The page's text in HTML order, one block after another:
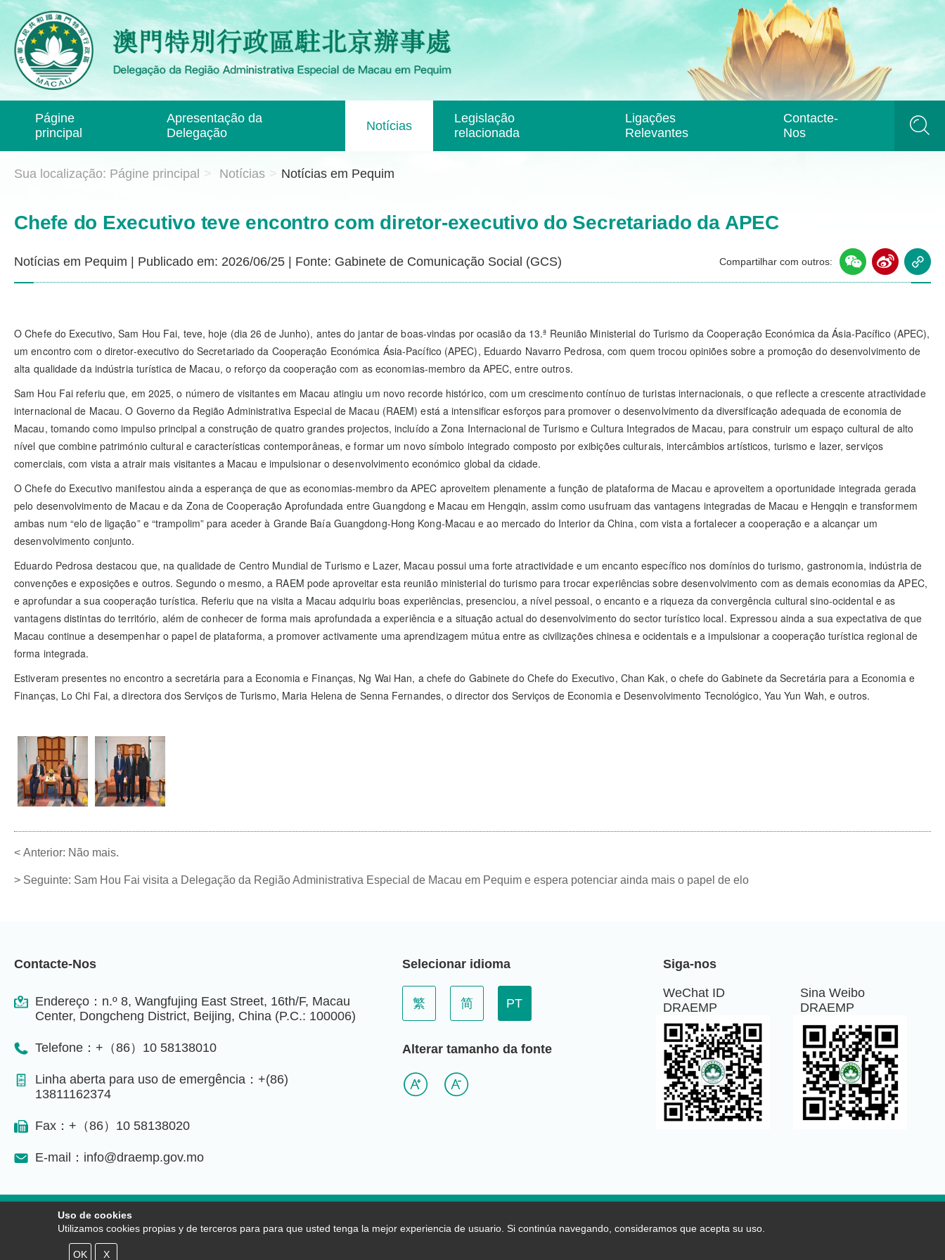
Págine
principal
Apresentação da
Delegação
Notícias
Legislação
relacionada
Ligações
Relevantes
Contacte-
Nos
Sua localização: Págine principal > Notícias > Notícias em Pequim
Chefe do Executivo teve encontro com diretor-executivo do Secretariado da APEC
Notícias em Pequim | Publicado em: 2026/06/25 | Fonte: Gabinete de Comunicação Social (GCS) Compartilhar com outros:
O Chefe do Executivo, Sam Hou Fai, teve, hoje (dia 26 de Junho), antes do jantar de boas-vindas por ocasião da 13.ª Reunião Ministerial do Turismo da Cooperação Económica da Ásia-Pacífico (APEC),
um encontro com o diretor-executivo do Secretariado da Cooperação Económica Ásia-Pacífico (APEC), Eduardo Navarro Pedrosa, com quem trocou opiniões sobre a promoção do desenvolvimento de
alta qualidade da indústria turística de Macau, o reforço da cooperação com as economias-membro da APEC, entre outros.
Sam Hou Fai referiu que, em 2025, o número de visitantes em Macau atingiu um novo recorde histórico, com um crescimento contínuo de turistas internacionais, o que reflecte a crescente atractividade
internacional de Macau. O Governo da Região Administrativa Especial de Macau (RAEM) está a intensificar esforços para promover o desenvolvimento da diversificação adequada de economia de
Macau, tomando como impulso principal a construção de quatro grandes projectos, incluído a Zona Internacional de Turismo e Cultura Integrados de Macau, para construir um espaço cultural de alto
nível que combine património cultural e características contemporâneas, e formar um novo símbolo integrado composto por exibições culturais, intercâmbios artísticos, turismo e lazer, serviços
comerciais, com vista a atrair mais visitantes a Macau e impulsionar o desenvolvimento económico global da cidade.
O Chefe do Executivo manifestou ainda a esperança de que as economias-membro da APEC aproveitem plenamente a função de plataforma de Macau e aproveitem a oportunidade integrada gerada
pelo desenvolvimento de Macau e da Zona de Cooperação Aprofundada entre Guangdong e Macau em Hengqin, assim como usufruam das vantagens integradas de Macau e Hengqin e transformem
ambas num “elo de ligação” e “trampolim” para aceder à Grande Baía Guangdong-Hong Kong-Macau e ao mercado do Interior da China, com vista a fortalecer a cooperação e a alcançar um
desenvolvimento conjunto.
Eduardo Pedrosa destacou que, na qualidade de Centro Mundial de Turismo e Lazer, Macau possui uma forte atractividade e um encanto específico nos domínios do turismo, gastronomia, indústria de
convenções e exposições e outros. Segundo o mesmo, a RAEM pode aproveitar esta reunião ministerial do turismo para trocar experiências sobre desenvolvimento com as demais economias da APEC,
e aprofundar a sua cooperação turística. Referiu que na visita a Macau adquiriu boas experiências, presenciou, a nível pessoal, o encanto e a riqueza da convergência cultural sino-ocidental e as
vantagens distintas do território, além de conhecer de forma mais aprofundada a experiência e a situação actual do desenvolvimento do sector turístico local. Expressou ainda a sua expectativa de que
Macau continue a desempenhar o papel de plataforma, a promover activamente uma aprendizagem mútua entre as civilizações chinesa e ocidentais e a impulsionar a cooperação turística regional de
forma integrada.
Estiveram presentes no encontro a secretária para a Economia e Finanças, Ng Wai Han, a chefe do Gabinete do Chefe do Executivo, Chan Kak, o chefe do Gabinete da Secretária para a Economia e
Finanças, Lo Chi Fai, a directora dos Serviços de Turismo, Maria Helena de Senna Fernandes, o director dos Serviços de Economia e Desenvolvimento Tecnológico, Yau Yun Wah, e outros.
< Anterior: Não mais.
> Seguinte: Sam Hou Fai visita a Delegação da Região Administrativa Especial de Macau em Pequim e espera potenciar ainda mais o papel de elo
Contacte-Nos
Endereço：n.º 8, Wangfujing East Street, 16th/F, Macau
Center, Dongcheng District, Beijing, China (P.C.: 100006)
Telefone：+（86）10 58138010
Linha aberta para uso de emergência：+(86)
13811162374
Fax：+（86）10 58138020
E-mail：info@draemp.gov.mo
Selecionar idioma
繁 简 PT
Alterar tamanho da fonte
Siga-nos
WeChat ID
DRAEMP
Sina Weibo
DRAEMP
Cláusulas de utilização Declaração de Recolha de Dados Pessoais Política de cookies
Uso de cookies
Utilizamos cookies propias y de terceros para para que usted tenga la mejor experiencia de usuario. Si continúa navegando, consideramos que acepta su uso.
OK X